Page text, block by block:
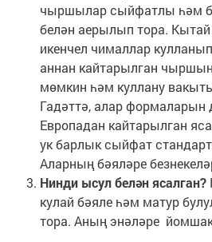
чыршылар сыйфатлы һәм
белән аерылып тора.
икенчел чималлар
аннан кайтарылган
мөмкин һәм куллану
Гадәттә, алар формаларын
Европадан кайтарылган
ук барлык сыйфат
Аларның бәяләре
Нинди ысул белән ясалган?
кулай бәяле һәм матур
тора. Аның энәләре